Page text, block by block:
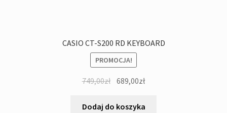
CASIO CT-S200 RD KEYBOARD
PROMOCJA!
749,00zł Pierwotna
wynosiła:
689,00złAktualna
wynosi:
Dodaj do koszyka